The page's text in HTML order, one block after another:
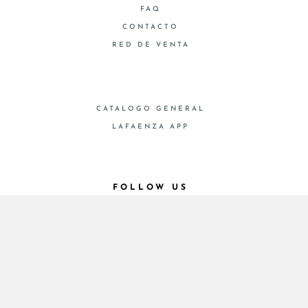
FAQ
CONTACTO
RED DE VENTA
CATALOGO GENERAL
LAFAENZA APP
FOLLOW US